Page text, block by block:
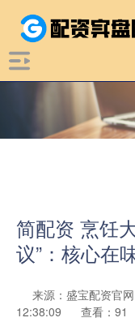
简配资 烹饪
议”：核心在
来源：盛宝配资官网
12:38:09
查看：91